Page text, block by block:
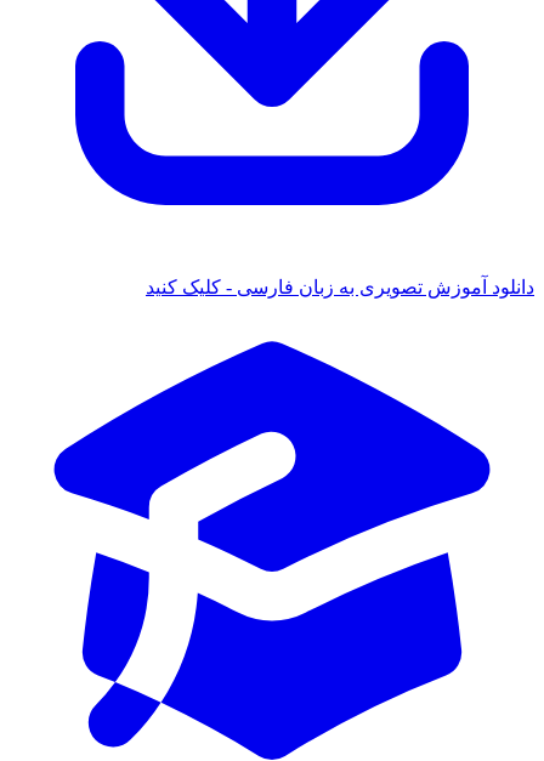
دانلود آموزش تصویری به زبان فارسی - کلیک کنید